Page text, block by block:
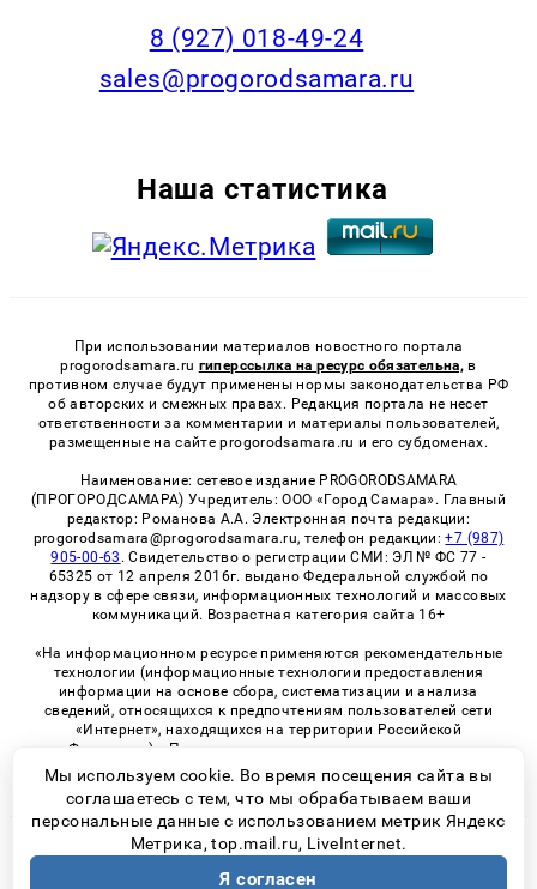
8 (927) 018-49-24
sales@progorodsamara.ru
Наша статистика
При использовании материалов новостного портала
progorodsamara.ru гиперссылка на ресурс обязательна, в
противном случае будут применены нормы законодательства РФ
об авторских и смежных правах. Редакция портала не несет
ответственности за комментарии и материалы пользователей,
размещенные на сайте progorodsamara.ru и его субдоменах.
Наименование: сетевое издание PROGORODSAMARA
(ПРОГОРОДСАМАРА) Учредитель: ООО «Город Самара». Главный
редактор: Романова А.А. Электронная почта редакции:
progorodsamara@progorodsamara.ru, телефон редакции:+7 (987)
905-00-63 . Свидетельство о регистрации СМИ: ЭЛ № ФС 77 -
65325 от 12 апреля 2016г. выдано Федеральной службой по
надзору в сфере связи, информационных технологий и массовых
коммуникаций. Возрастная категория сайта 16+
«На информационном ресурсе применяются рекомендательные
технологии (информационные технологии предоставления
информации на основе сбора, систематизации и анализа
сведений, относящихся к предпочтениям пользователей сети
«Интернет», находящихся на территории Российской
Федерации)». Правила применения рекомендательных
технологий в виджетах рекламно-обменной сети
«СМИ2» (PDF)
© 2026 «ProGorodSamara» | Все права защищены
Возрастная категория сайта 16+
Мы используем cookie. Во время посещения сайта вы
соглашаетесь с тем, что мы обрабатываем ваши
персональные данные с использованием метрик Яндекс
Метрика, top.mail.ru, LiveInternet.
Я согласен